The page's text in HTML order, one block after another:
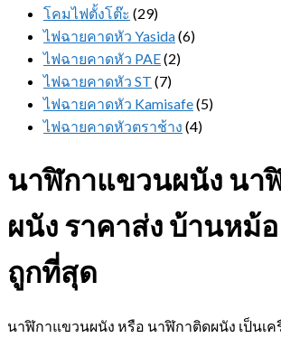
โคมไฟตั้งโต๊ะ (29)
ไฟฉายคาดหัว Yasida(6)
ไฟฉายคาดหัว PAE(2)
ไฟฉายคาดหัว ST (7)
ไฟฉายคาดหัว Kamisafe(5)
ไฟฉายคาดหัวตราช้าง (4)
นาฬิกาแขวนผนัง นา
ผนัง ราคาส่ง บ้านหม้
ถูกที่สุด
นาฬิกาแขวนผนัง หรือ นาฬิกาติดผนัง เป็นเ